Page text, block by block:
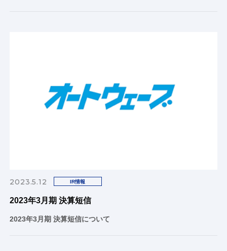
2023.5.12 IR情報
2023年3月期 決算短信
2023年3月期 決算短信について